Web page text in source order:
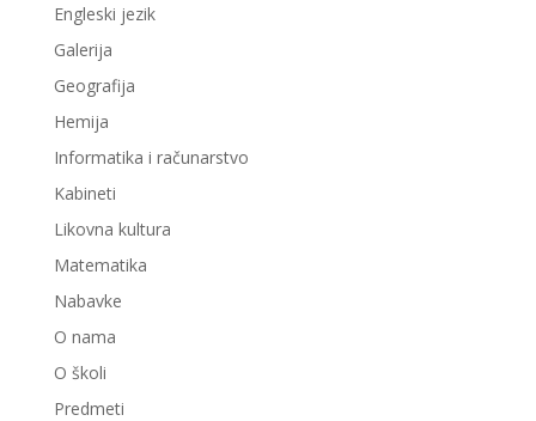
Engleski jezik
Galerija
Geografija
Hemija
Informatika i računarstvo
Kabineti
Likovna kultura
Matematika
Nabavke
O nama
O školi
Predmeti